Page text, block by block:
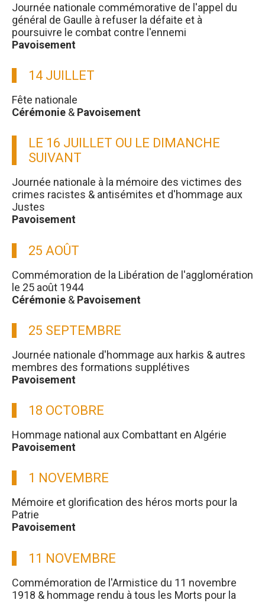
Journée nationale commémorative de l'appel du
général de Gaulle à refuser la défaite et à
poursuivre le combat contre l'ennemi
Pavoisement
14 JUILLET
Fête nationale
Cérémonie & Pavoisement
LE 16 JUILLET OU LE DIMANCHE
SUIVANT
Journée nationale à la mémoire des victimes des
crimes racistes & antisémites et d'hommage aux
Justes
Pavoisement
25 AOÛT
Commémoration de la Libération de l'agglomération
le 25 août 1944
Cérémonie & Pavoisement
25 SEPTEMBRE
Journée nationale d'hommage aux harkis & autres
membres des formations supplétives
Pavoisement
18 OCTOBRE
Hommage national aux Combattant en Algérie
Pavoisement
1 NOVEMBRE
Mémoire et glorification des héros morts pour la
Patrie
Pavoisement
11 NOVEMBRE
Commémoration de l'Armistice du 11 novembre
1918 & hommage rendu à tous les Morts pour la